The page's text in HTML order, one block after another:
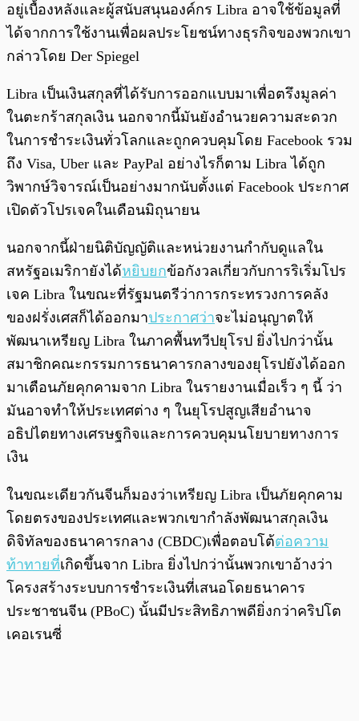
อยู่เบื้องหลังและผู้สนับสนุนองค์กร Libra อาจใช้ข้อมูลที่
ได้จากการใช้งานเพื่อผลประโยชน์ทางธุรกิจของพวกเขา
กล่าวโดย Der Spiegel
Libra เป็นเงินสกุลที่ได้รับการออกแบบมาเพื่อตรึงมูลค่า
ในตะกร้าสกุลเงิน นอกจากนี้มันยังอำนวยความสะดวก
ในการชำระเงินทั่วโลกและถูกควบคุมโดย Facebook รวม
ถึง Visa, Uber และ PayPal อย่างไรก็ตาม Libra ได้ถูก
วิพากษ์วิจารณ์เป็นอย่างมากนับตั้งแต่ Facebook ประกาศ
เปิดตัวโปรเจคในเดือนมิถุนายน
นอกจากนี้ฝ่ายนิติบัญญัติและหน่วยงานกำกับดูแลใน
สหรัฐอเมริกายังได้หยิบยกข้อกังวลเกี่ยวกับการริเริ่มโปร
เจค Libra ในขณะที่รัฐมนตรีว่าการกระทรวงการคลัง
ของฝรั่งเศสก็ได้ออกมาประกาศว่าจะไม่อนุญาตให้
พัฒนาเหรียญ Libra ในภาคพื้นทวีปยุโรป ยิ่งไปกว่านั้น
สมาชิกคณะกรรมการธนาคารกลางของยุโรปยังได้ออก
มาเตือนภัยคุกคามจาก Libra ในรายงานเมื่อเร็ว ๆ นี้ ว่า
มันอาจทำให้ประเทศต่าง ๆ ในยุโรปสูญเสียอำนาจ
อธิปไตยทางเศรษฐกิจและการควบคุมนโยบายทางการ
เงิน
ในขณะเดียวกันจีนก็มองว่าเหรียญ Libra เป็นภัยคุกคาม
โดยตรงของประเทศและพวกเขากำลังพัฒนาสกุลเงิน
ดิจิทัลของธนาคารกลาง (CBDC)เพื่อตอบโต้ต่อความ
ท้าทายที่เกิดขึ้นจาก Libra ยิ่งไปกว่านั้นพวกเขาอ้างว่า
โครงสร้างระบบการชำระเงินที่เสนอโดยธนาคาร
ประชาชนจีน (PBoC) นั้นมีประสิทธิภาพดียิ่งกว่าคริปโต
เคอเรนซี่